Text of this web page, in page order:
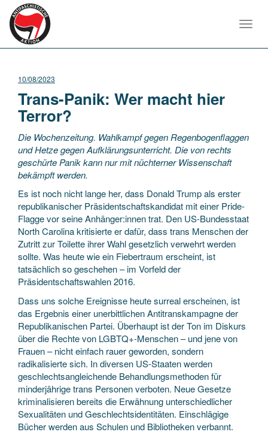
10/08/2023
Trans-Panik: Wer macht hier
Terror?
Die Wochenzeitung. Wahlkampf gegen Regenbogenflaggen
und Hetze gegen Aufklärungsunterricht. Die von rechts
geschürte Panik kann nur mit nüchterner Wissenschaft
bekämpft werden.
Es ist noch nicht lange her, dass Donald Trump als erster
republikanischer Präsidentschaftskandidat mit einer Pride-
Flagge vor seine Anhänger:innen trat. Den US-Bundesstaat
North Carolina kritisierte er dafür, dass trans Menschen der
Zutritt zur Toilette ihrer Wahl gesetzlich verwehrt werden
sollte. Was heute wie ein Fiebertraum erscheint, ist
tatsächlich so geschehen – im Vorfeld der
Präsidentschaftswahlen 2016.
Dass uns solche Ereignisse heute surreal erscheinen, ist
das Ergebnis einer unerbittlichen Antitranskampagne der
Republikanischen Partei. Überhaupt ist der Ton im Diskurs
über die Rechte von LGBTQ+-Menschen – und jene von
Frauen – nicht einfach rauer geworden, sondern
radikalisierte sich. In diversen US-Staaten werden
geschlechtsangleichende Behandlungsmethoden für
minderjährige trans Personen verboten. Neue Gesetze
kriminalisieren bereits die Erwähnung unterschiedlicher
Sexualitäten und Geschlechtsidentitäten. Einschlägige
Bücher werden aus Schulen und Bibliotheken verbannt.